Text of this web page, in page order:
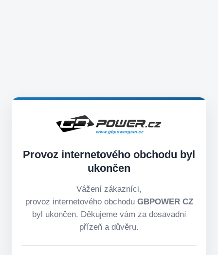
Provoz internetového obchodu byl
ukončen
Vážení zákazníci,
provoz internetového obchodu GBPOWER CZ
byl ukončen. Děkujeme vám za dosavadní
přízeň a důvěru.